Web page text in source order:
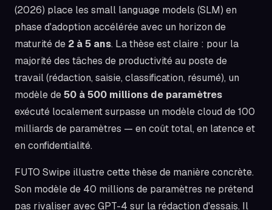
(2026) place les small language models (SLM) en
phase d'adoption accélérée avec un horizon de
maturité de 2 à 5 ans. La thèse est claire : pour la
majorité des tâches de productivité au poste de
travail (rédaction, saisie, classification, résumé), un
modèle de50 à 500 millions de paramètres
exécuté localement surpasse un modèle cloud de 100
milliards de paramètres — en coût total, en latence et
en confidentialité.
FUTO Swipe illustre cette thèse de manière concrète.
Son modèle de 40 millions de paramètres ne prétend
pas rivaliser avec GPT-4 sur la rédaction d'essais. Il